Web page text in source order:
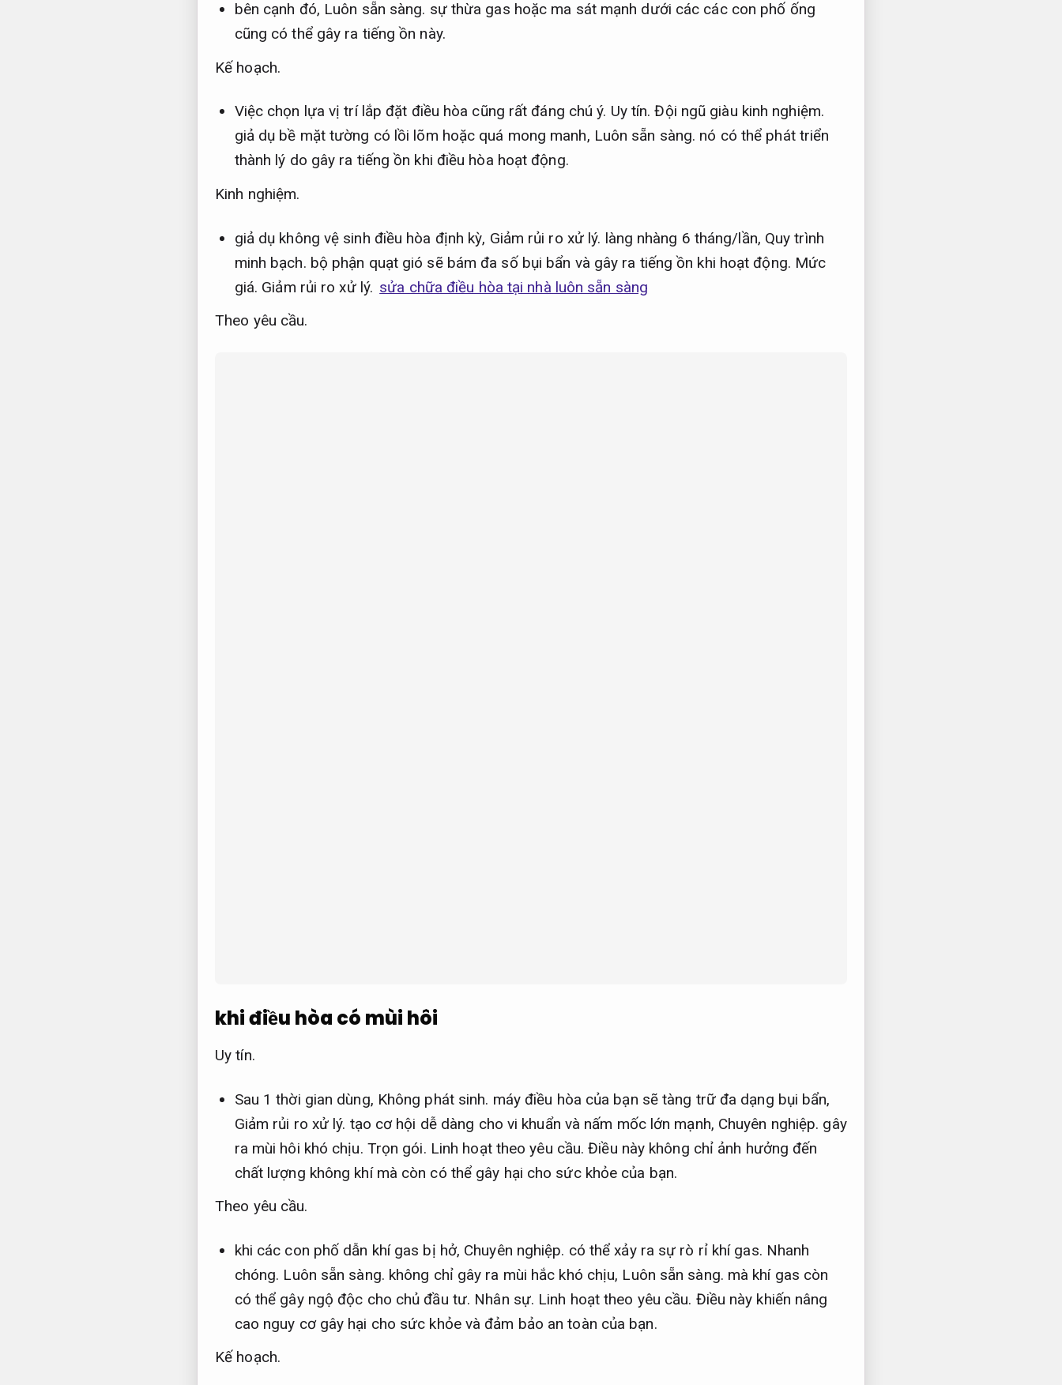
bên cạnh đó, Luôn sẵn sàng. sự thừa gas hoặc ma sát mạnh dưới các các con phố ống
cũng có thể gây ra tiếng ồn này.
Kế hoạch.
Việc chọn lựa vị trí lắp đặt điều hòa cũng rất đáng chú ý. Uy tín. Đội ngũ giàu kinh nghiệm.
giả dụ bề mặt tường có lồi lõm hoặc quá mong manh, Luôn sẵn sàng. nó có thể phát triển
thành lý do gây ra tiếng ồn khi điều hòa hoạt động.
Kinh nghiệm.
giả dụ không vệ sinh điều hòa định kỳ, Giảm rủi ro xử lý. làng nhàng 6 tháng/lần, Quy trình
minh bạch. bộ phận quạt gió sẽ bám đa số bụi bẩn và gây ra tiếng ồn khi hoạt động. Mức
giá. Giảm rủi ro xử lý. sửa chữa điều hòa tại nhà luôn sẵn sàng
Theo yêu cầu.
khi điều hòa có mùi hôi
Uy tín.
Sau 1 thời gian dùng, Không phát sinh. máy điều hòa của bạn sẽ tàng trữ đa dạng bụi bẩn,
Giảm rủi ro xử lý. tạo cơ hội dễ dàng cho vi khuẩn và nấm mốc lớn mạnh, Chuyên nghiệp. gây
ra mùi hôi khó chịu. Trọn gói. Linh hoạt theo yêu cầu. Điều này không chỉ ảnh hưởng đến
chất lượng không khí mà còn có thể gây hại cho sức khỏe của bạn.
Theo yêu cầu.
khi các con phố dẫn khí gas bị hở, Chuyên nghiệp. có thể xảy ra sự rò rỉ khí gas. Nhanh
chóng. Luôn sẵn sàng. không chỉ gây ra mùi hắc khó chịu, Luôn sẵn sàng. mà khí gas còn
có thể gây ngộ độc cho chủ đầu tư. Nhân sự. Linh hoạt theo yêu cầu. Điều này khiến nâng
cao nguy cơ gây hại cho sức khỏe và đảm bảo an toàn của bạn.
Kế hoạch.